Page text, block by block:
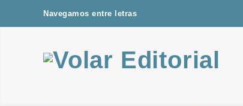
Navegamos entre letras